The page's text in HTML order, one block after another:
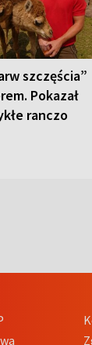
szczęścia”
Pokazał
ranczo